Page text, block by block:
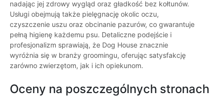
nadając jej zdrowy wygląd oraz gładkość bez kołtunów.
Usługi obejmują także pielęgnację okolic oczu,
czyszczenie uszu oraz obcinanie pazurów, co gwarantuje
pełną higienę każdemu psu. Detaliczne podejście i
profesjonalizm sprawiają, że Dog House znacznie
wyróżnia się w branży groomingu, oferując satysfakcję
zarówno zwierzętom, jak i ich opiekunom.
Oceny na poszczególnych stronach